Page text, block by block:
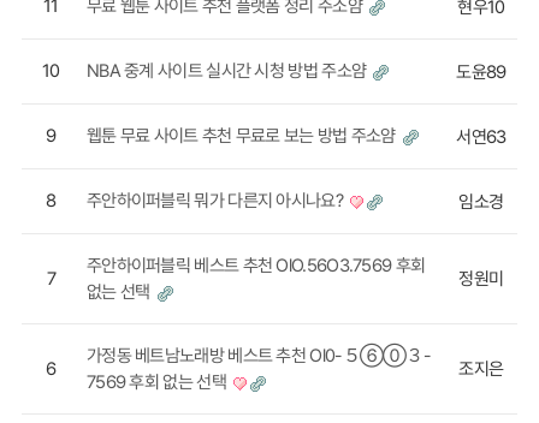
11 무료 웹툰 사이트 추천 플랫폼 정리 주소얌 현우10
10 NBA 중계 사이트 실시간 시청 방법 주소얌 도윤89
9 웹툰 무료 사이트 추천 무료로 보는 방법 주소얌 서연63
8 주안하이퍼블릭 뭐가 다른지 아시나요? 임소경
7
주안하이퍼블릭 베스트 추천 OlO.56O3.7569 후회
없는 선택
정원미
6
가정동 베트남노래방 베스트 추천 Ol0-５⑥⓪３-
7569 후회 없는 선택
조지은